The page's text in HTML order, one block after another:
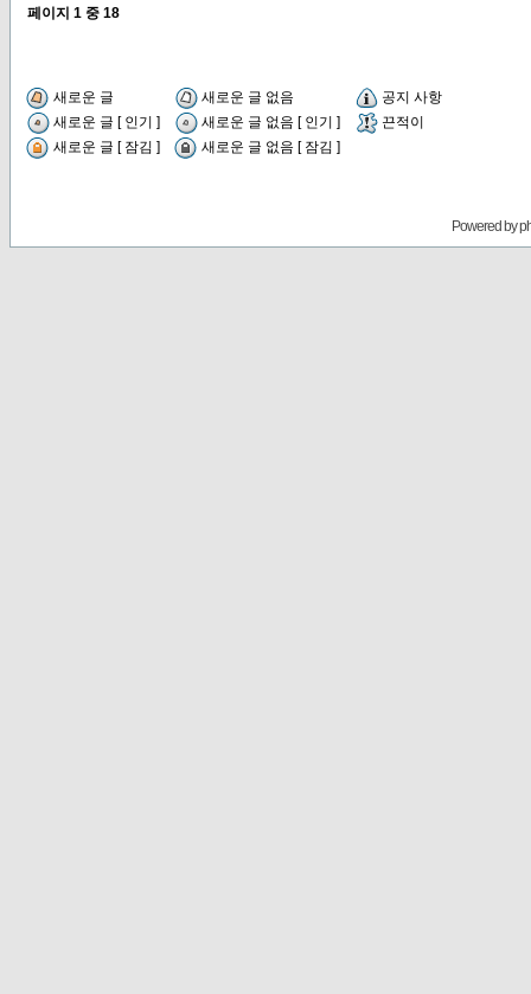
페이지 1 중 18
새로운 글 새로운 글 없음
공지 사항
새로운 글 [ 인기 ]
새로운 글 없음 [ 인기 ]
끈적이
새로운 글 [ 잠김 ]
새로운 글 없음 [ 잠김 ]
Powered by